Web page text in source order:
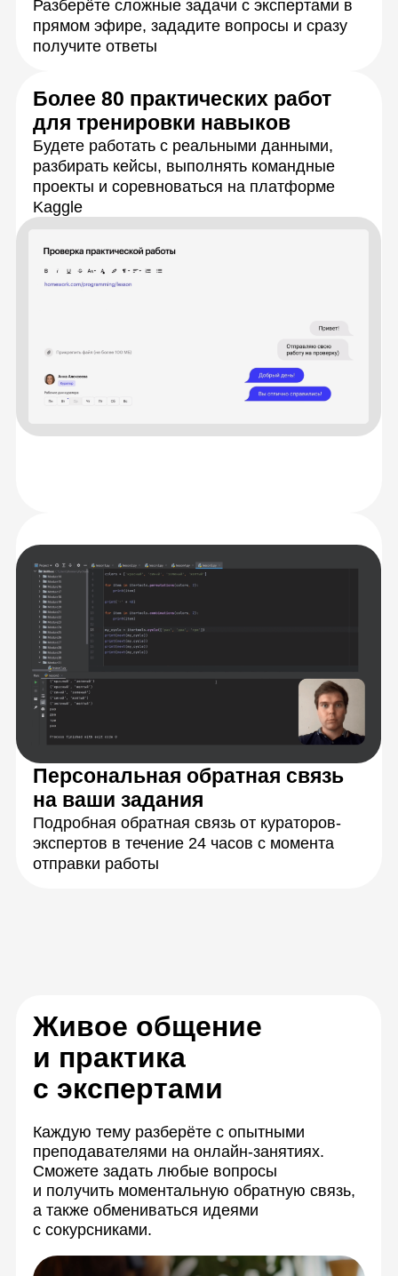
и практика
с экспертами
Каждую тему разберёте с опытными
преподавателями на онлайн-занятиях.
Сможете задать любые вопросы
и получить моментальную обратную связь,
с сокурсниками.
Закрепите знания,
работая в группах
Научитесь решать
задачи на практике